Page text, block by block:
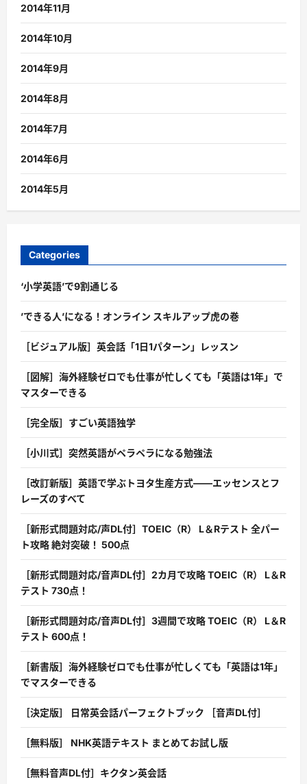
2014年11月
2014年10月
2014年9月
2014年8月
2014年7月
2014年6月
2014年5月
Categories
‘小学英語’で9割通じる
’できる人’になる！オンライン スキルアップ虎の巻
［ビジュアル版］英会話「1日1パターン」レッスン
［図解］海外経験ゼロでも仕事が忙しくても「英語は1年」で
マスターできる
［完全版］すごい英語独学
［小川式］突然英語がペラペラになる勉強法
［改訂新版］英語で学ぶトヨタ生産方式――エッセンスとフ
レーズのすべて
［新形式問題対応/声DL付］TOEIC（R） L＆Rテスト 全パー
ト攻略 絶対突破！ 500点
［新形式問題対応/音声DL付］2カ月で攻略 TOEIC（R） L＆R
テスト 730点！
［新形式問題対応/音声DL付］3週間で攻略 TOEIC（R） L＆R
テスト 600点！
［新書版］海外経験ゼロでも仕事が忙しくても「英語は1年」
でマスターできる
［決定版］ 日常英会話パーフェクトブック ［音声DL付］
［無料版］ NHK英語テキスト まとめてお試し版
［無料音声DL付］キクタン英会話